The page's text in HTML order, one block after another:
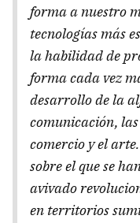
forma a nuestro
tecnologías más
la habilidad de
forma cada vez
desarrollo de la
comunicación,
comercio y el
sobre el que se
avivado
en territorios